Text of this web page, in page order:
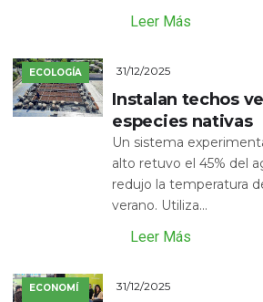
Leer Más
ECOLOGÍA 31/12/2025
Instalan techos
especies nativas
Un sistema
alto retuvo el 45% del
redujo la temperatura
verano. Utiliza...
Leer Más
ECONOMÍ
31/12/2025